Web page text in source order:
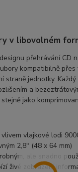
v libovolném
přehrávání CD
kompatibilně
straně jednotky.
a
jako
vlajkové lodi
2,8" (48 x 64 mm)
ale snadno
živé zobrazení